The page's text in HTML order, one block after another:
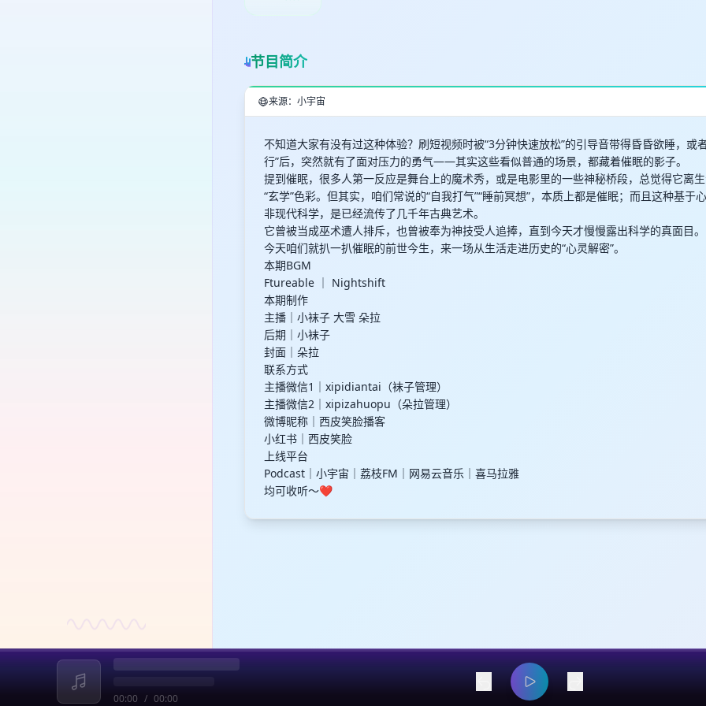
节目简介
来源：小宇宙
不知道大家有没有过这种体验？刷短视频时被“3分钟快速放松”的引导音带得昏昏欲睡，或
行”后，突然就有了面对压力的勇气——其实这些看似普通的场景，都藏着催眠的影子。
提到催眠，很多人第一反应是舞台上的魔术秀，或是电影里的一些神秘桥段，总觉得它离
“玄学”色彩。但其实，咱们常说的“自我打气”“睡前冥想”，本质上都是催眠；而且这种基于
非现代科学，是已经流传了几千年古典艺术。
它曾被当成巫术遭人排斥，也曾被奉为神技受人追捧，直到今天才慢慢露出科学的真面目。
今天咱们就扒一扒催眠的前世今生，来一场从生活走进历史的“心灵解密”。
本期BGM
Ftureable ｜ Nightshift
本期制作
主播｜小袜子 大雪 朵拉
后期｜小袜子
封面｜朵拉
联系方式
主播微信1｜xipidiantai（袜子管理）
主播微信2｜xipizahuopu（朵拉管理）
微博昵称｜西皮笑脸播客
小红书｜西皮笑脸
上线平台
Podcast｜小宇宙｜荔枝FM｜网易云音乐｜喜马拉雅
均可收听～❤️
00:00 / 00:00